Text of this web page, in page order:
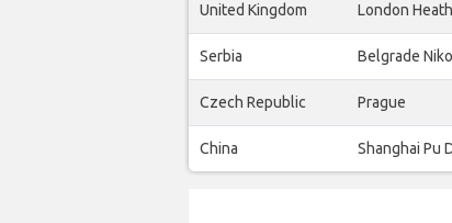
United Kingdom London
Serbia Belgrade
Czech Republic Prague
China Shanghai Pu